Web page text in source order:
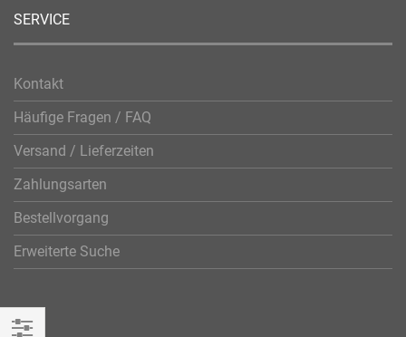
SERVICE
Kontakt
Häufige Fragen / FAQ
Versand / Lieferzeiten
Zahlungsarten
Bestellvorgang
Erweiterte Suche